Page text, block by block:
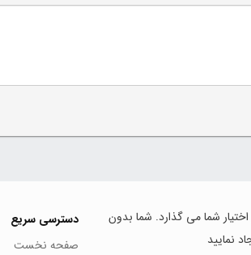
شما می گذارد. شما بدون
نمایید
دسترسی سریع
صفحه نخست